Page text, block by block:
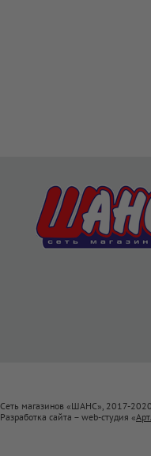
Сеть магазинов «ШАНС», 2017-2020
Разработка сайта – web-студия «